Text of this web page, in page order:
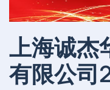
上海诚杰
有限公司